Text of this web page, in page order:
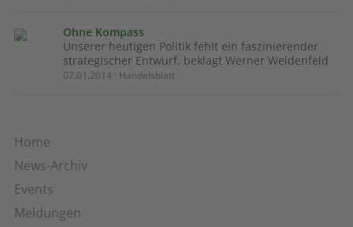
Home
News-Archiv
Events
Meldungen
Ohne Kompass
Unserer heutigen Politik fehlt ein faszinierender
strategischer Entwurf, beklagt Werner Weidenfeld
07.01.2014 · Handelsblatt